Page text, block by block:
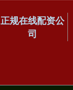
正规在线配资公
司